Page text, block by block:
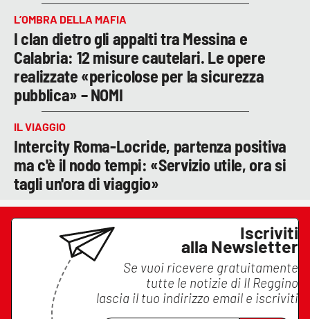
L’OMBRA DELLA MAFIA
I clan dietro gli appalti tra Messina e
Calabria: 12 misure cautelari. Le opere
realizzate «pericolose per la sicurezza
pubblica» – NOMI
IL VIAGGIO
Intercity Roma-Locride, partenza positiva
ma c'è il nodo tempi: «Servizio utile, ora si
tagli un'ora di viaggio»
Iscriviti
alla Newsletter
Se vuoi ricevere gratuitamente
tutte le notizie di Il Reggino
lascia il tuo indirizzo email e iscriviti